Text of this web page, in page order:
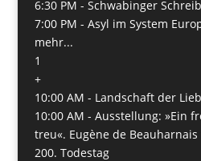
6:30 PM - Schwabinger
7:00 PM - Asyl im System
mehr...
1
+
10:00 AM - Landschaft der
10:00 AM - Ausstellung: »Ein
treu«. Eugène de
200. Todestag